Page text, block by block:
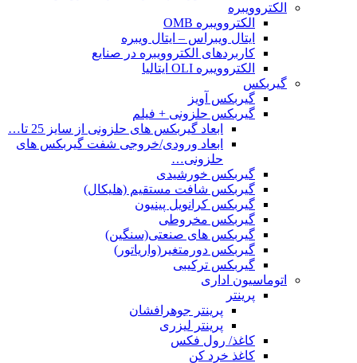
الکتروویبره
الکتروویبره OMB
ایتال ویبراس – ایتال ویبره
کاربردهای الکتروویبره در صنایع
الکتروویبره OLI ایتالیا
گیربکس
گیربکس آویز
گیربکس حلزونی + فیلم
ابعاد گیربکس های حلزونی از سایز 25 تا…
ابعاد ورودی/خروجی شفت گیربکس های
حلزونی…
گیربکس خورشیدی
گیربکس شافت مستقیم (هلیکال)
گیربکس کرانویل پینیون
گیربکس مخروطی
گیربکس های صنعتی(سنگین)
گیربکس دورمتغیر(واریاتور)
گیربکس ترکیبی
اتوماسیون اداری
پرینتر
پرینتر جوهرافشان
پرینتر لیزری
کاغذ/ رول فکس
کاغذ خرد کن